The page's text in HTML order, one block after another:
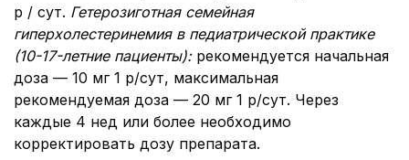
р / сут. Гетерозиготная семейная
гиперхолестеринемия в педиатрической практике
(10-17-летние пациенты): рекомендуется начальная
доза — 10 мг 1 р/сут, максимальная
рекомендуемая доза — 20 мг 1 р/сут. Через
каждые 4 нед или более необходимо
корректировать дозу препарата.